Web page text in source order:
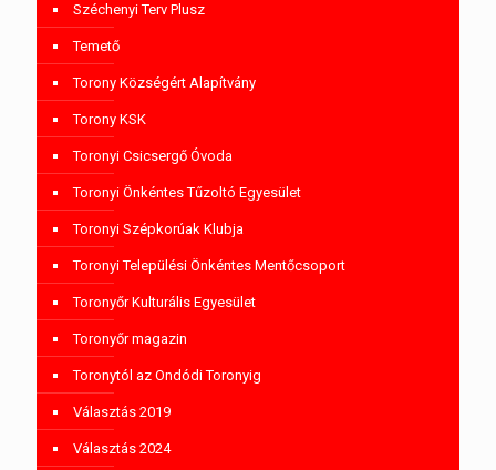
Széchenyi Terv Plusz
Temető
Torony Községért Alapítvány
Torony KSK
Toronyi Csicsergő Óvoda
Toronyi Önkéntes Tűzoltó Egyesület
Toronyi Szépkorúak Klubja
Toronyi Települési Önkéntes Mentőcsoport
Toronyőr Kulturális Egyesület
Toronyőr magazin
Toronytól az Ondódi Toronyig
Választás 2019
Választás 2024